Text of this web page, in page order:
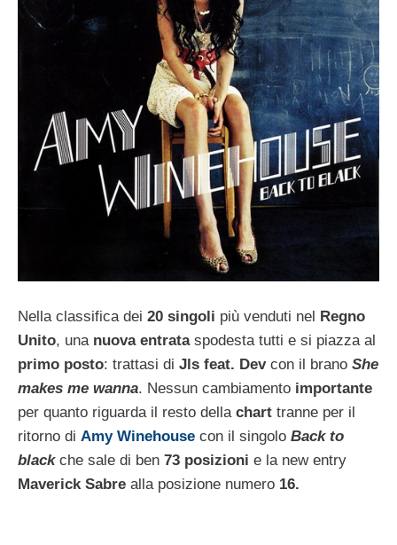
Nella classifica dei 20 singoli più venduti nel Regno
Unito, una nuova entrataspodesta tutti e si piazza al
primo posto: trattasi di Jls feat. Devcon il brano She
makes me wanna. Nessun cambiamento importante
per quanto riguarda il resto della chart tranne per il
ritorno di Amy Winehouse con il singolo Back to
blackche sale di ben 73 posizioni e la new entry
Maverick Sabre alla posizione numero 16.